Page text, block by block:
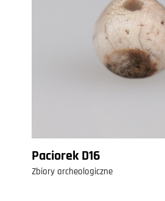
Paciorek D16
Zbiory archeologiczne